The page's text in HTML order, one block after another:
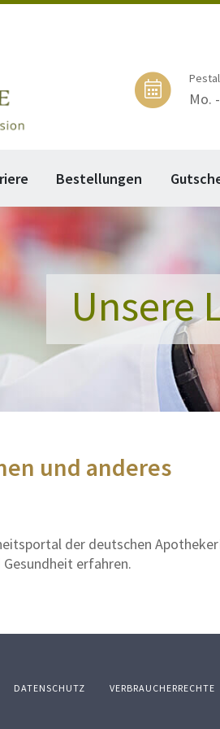
Mo.
Bestellungen
Unsere
und anderes
der deutschen
erfahren.
DATENSCHUTZ VERBRAUCHERRECHTE